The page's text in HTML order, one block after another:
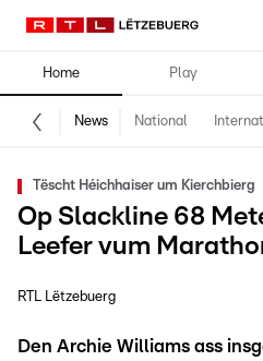
Home Play
News National
Tëscht Héichhaiser um Kierchbierg
Op Slackline 68
Leefer vum
RTL Lëtzebuerg
Den Archie Williams ass